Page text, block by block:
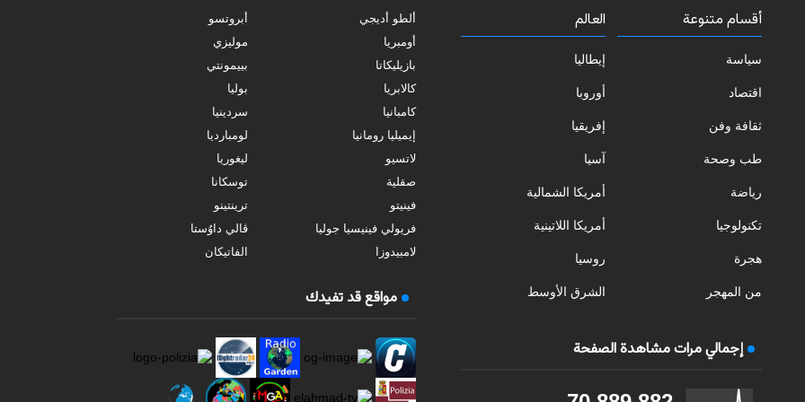
أقسام متنوعة
سياسة
اقتصاد
ثقافة وفن
طب وصحة
رياضة
تكنولوجيا
هجرة
من المهجر
العالم
إيطاليا
أوروبا
إفريقيا
آسيا
أمريكا الشمالية
أمريكا اللاتينية
روسيا
الشرق الأوسط
إجمالي مرات مشاهدة الصفحة
ألطو أديجي
أبروتسو
أومبريا
موليزي
بازيليكاتا
بييمونتي
كالابريا
بوليا
كامبانيا
سردينيا
إيميليا رومانيا
لومبارديا
لاتسيو
ليغوريا
صقلية
توسكانا
فينيتو
ترينتينو
فريولي فينيسيا جوليا
ڤالي داوُستا
لامبيدوزا
الفاتيكان
مواقع قد تفيدك